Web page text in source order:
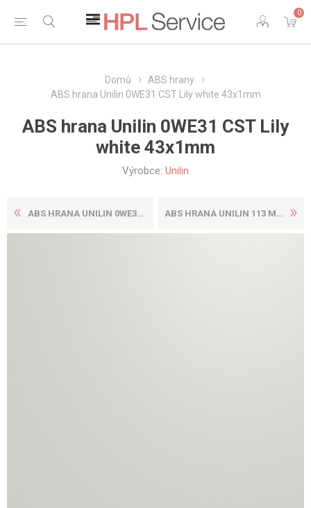
0
Domů
ABS hrany
ABS hrana Unilin 0WE31 CST Lily white 43x1mm
ABS hrana Unilin 0WE31 CST Lily
white 43x1mm
Výrobce: Unilin
ABS HRANA UNILIN 0WE31 CST ... ABS HRANA UNILIN 113 MST EL...